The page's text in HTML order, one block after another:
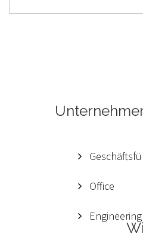
Office
Engineering